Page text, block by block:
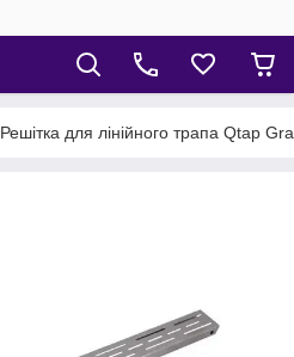
Решітка для лінійного трапа Qtap